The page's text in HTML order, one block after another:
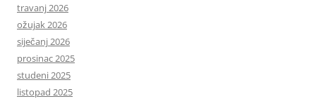
travanj 2026
ožujak 2026
siječanj 2026
prosinac 2025
studeni 2025
listopad 2025